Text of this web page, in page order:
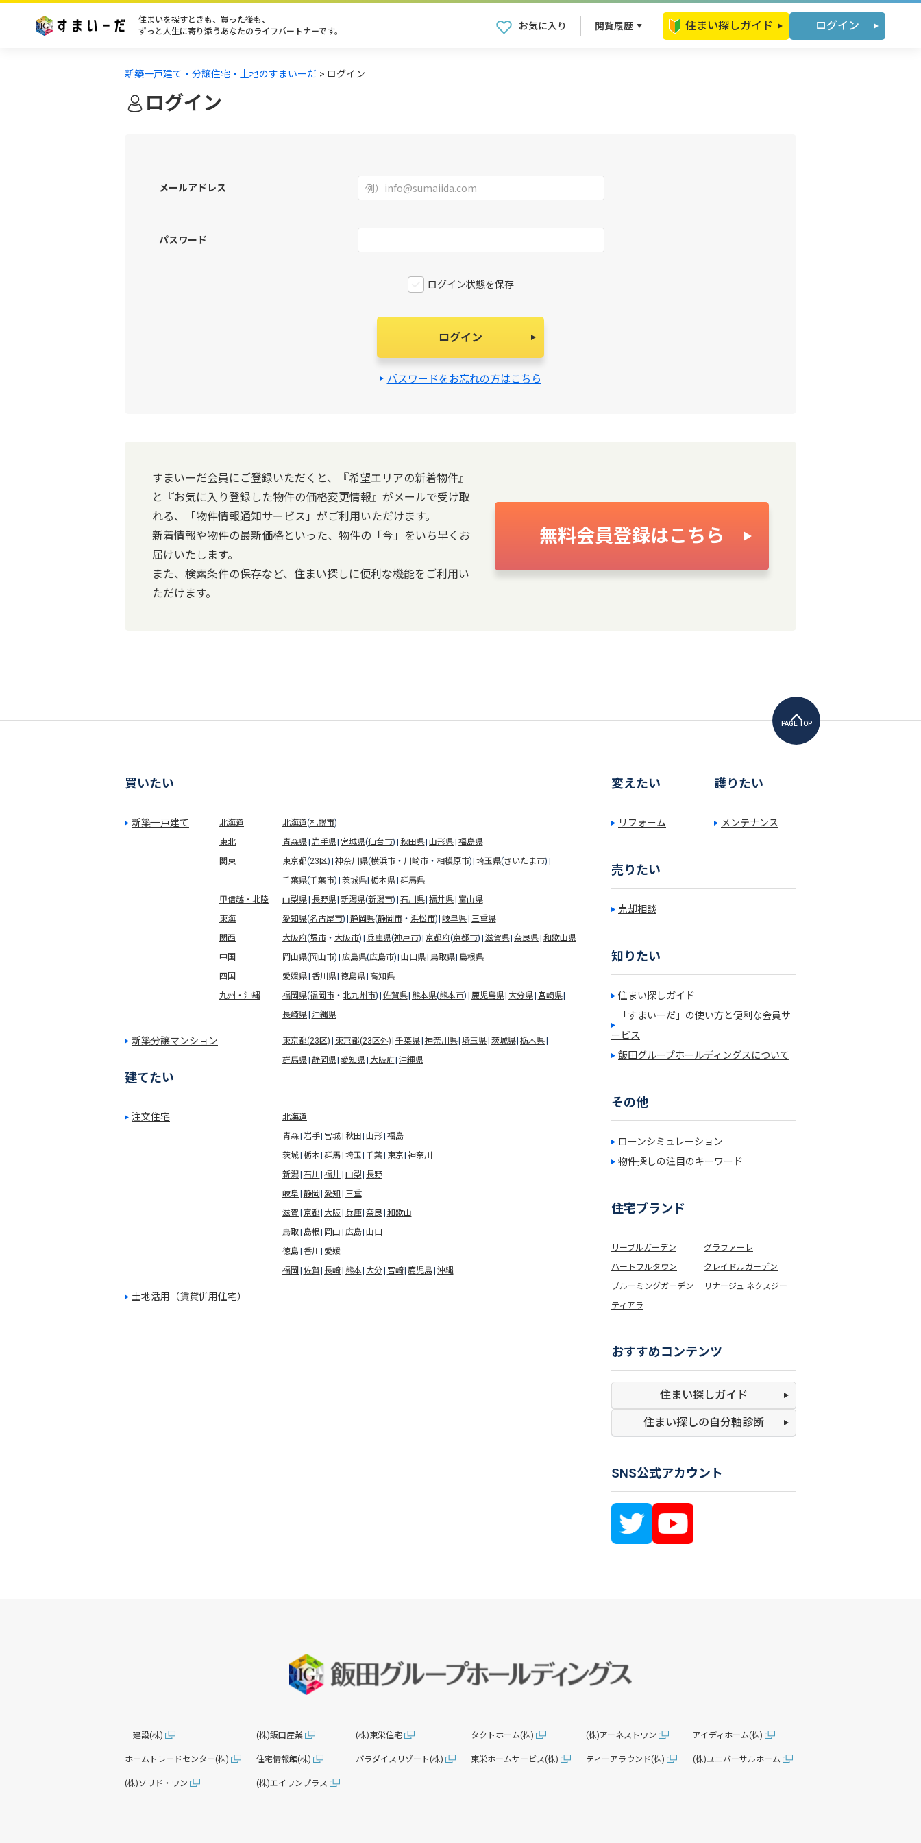
住まいを探すときも、買った後も、
ずっと人生に寄り添うあなたのライフパートナーです。
お気に入り 閲覧履歴 住まい探しガイド ログイン
新築一戸建て・分譲住宅・土地のすまいーだ ログイン
ログイン
メールアドレス
パスワード
ログイン状態を保存
ログイン
パスワードをお忘れの方はこちら
無料会員登録はこちら
すまいーだ会員にご登録いただくと、『希望エリアの新着物件』
と『お気に入り登録した物件の価格変更情報』がメールで受け取
れる、「物件情報通知サービス」がご利用いただけます。
新着情報や物件の最新価格といった、物件の「今」をいち早くお
届けいたします。
また、検索条件の保存など、住まい探しに便利な機能をご利用い
ただけます。
PAGE TOP
買いたい
新築一戸建て 北海道 北海道(札幌市)
東北
青森県 岩手県 宮城県(仙台市) 秋田県 山形県 福島県
関東
東京都(23区) 神奈川県(横浜市・ 川崎市・ 相模原市) 埼玉県(さいたま市)
千葉県(千葉市) 茨城県 栃木県 群馬県
甲信越・北陸
山梨県 長野県 新潟県(新潟市) 石川県 福井県 富山県
東海
愛知県(名古屋市) 静岡県(静岡市・ 浜松市) 岐阜県 三重県
関西
大阪府(堺市 ・ 大阪市) 兵庫県(神戸市) 京都府(京都市) 滋賀県 奈良県 和歌山県
中国
岡山県(岡山市) 広島県(広島市) 山口県 鳥取県 島根県
四国
愛媛県 香川県 徳島県 高知県
九州・沖縄
福岡県(福岡市 ・ 北九州市) 佐賀県 熊本県(熊本市) 鹿児島県 大分県 宮崎県
長崎県 沖縄県
新築分譲マンション 東京都(23区) 東京都(23区外) 千葉県 神奈川県 埼玉県 茨城県 栃木県
群馬県 静岡県 愛知県 大阪府 沖縄県
建てたい
注文住宅
北海道
青森 岩手 宮城 秋田 山形 福島
茨城 栃木 群馬 埼玉 千葉 東京 神奈川
新潟 石川 福井 山梨 長野
岐阜 静岡 愛知
三重
滋賀 京都 大阪 兵庫 奈良 和歌山
鳥取 島根 岡山 広島 山口
徳島 香川
愛媛
福岡
佐賀 長崎 熊本 大分 宮崎 鹿児島 沖縄
土地活用（賃貸併用住宅）
変えたい
リフォーム
護りたい
メンテナンス
売りたい
売却相談
知りたい
住まい探しガイド
「すまいーだ」の使い方と便利な会員サ
ービス
飯田グループホールディングスについて
その他
ローンシミュレーション
物件探しの注目のキーワード
住宅ブランド
リーブルガーデン
グラファーレ
ハートフルタウン
クレイドルガーデン
ブルーミングガーデン
リナージュ ネクスジー
ティアラ
おすすめコンテンツ
住まい探しガイド
住まい探しの自分軸診断
SNS公式アカウント
一建設(株) (株)飯田産業 (株)東栄住宅 タクトホーム(株) (株)アーネストワン アイディホーム(株)
ホームトレードセンター(株) 住宅情報館(株) パラダイスリゾート(株) 東栄ホームサービス(株) ティーアラウンド(株) (株)ユニバーサルホーム
(株)ソリド・ワン (株)エイワンプラス